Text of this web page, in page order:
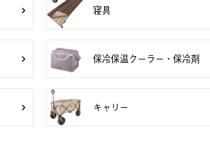
寝具
保冷保温クーラー・保冷剤
キャリー